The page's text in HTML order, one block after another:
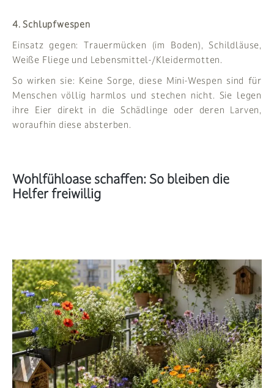
4. Schlupfwespen
Einsatz gegen: Trauermücken (im Boden), Schildläuse,
Weiße Fliege und Lebensmittel-/Kleidermotten.
So wirken sie: Keine Sorge, diese Mini-Wespen sind für
Menschen völlig harmlos und stechen nicht. Sie legen
ihre Eier direkt in die Schädlinge oder deren Larven,
woraufhin diese absterben.
Wohlfühloase schaffen: So bleiben die
Helfer freiwillig